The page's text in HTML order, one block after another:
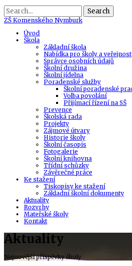
Search
ZŠ Komenského Nymburk
Úvod
Škola
Základní škola
Nabídka pro školy a veřejnost
Správce osobních údajů
Školní družina
Školní jídelna
Poradenské služby
Školní poradenské
Volba povolání
Přijímací řízení na SŠ
Prevence
Školská rada
Projekty
Zájmové útvary
Historie školy
Školní časopis
Fotogalerie
Školní knihovna
Třídní schůzky
Závěrečné práce
Ke stažení
Tiskopisy ke stažení
Základní školní dokumenty
Aktuality
Rozvrhy
Mateřské školy
Kontakt
Aktuality
Nejnovější příspěvky školy